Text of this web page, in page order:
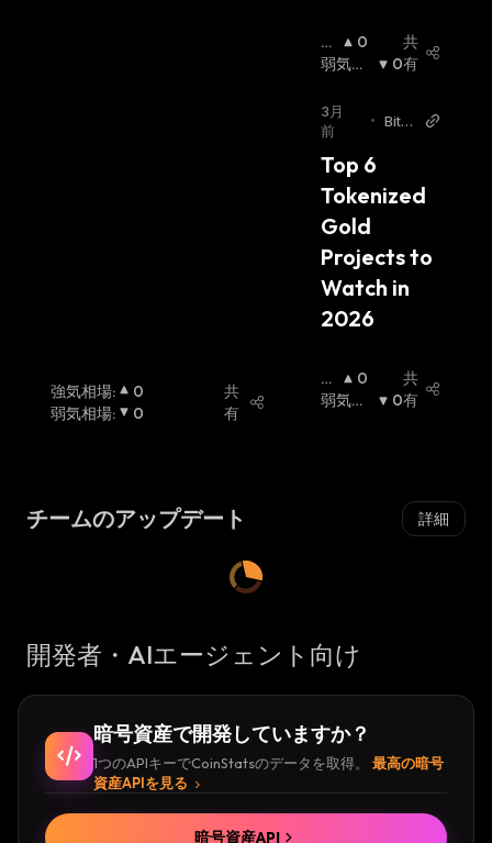
強気相場:
0
弱気相場: 0
共
有
強
気
場:
0
弱気相
0
共
有
3月
前
• Bitz
Top 6
Tokenized
Gold
Projects to
Watch in
2026
強
気
0
弱気相
0
共
有
チームのアップデート 詳細
開発者・AIエージェント向け
暗号資産で開発していますか？
1つのAPIキーでCoinStatsのデータを取得。
最高の暗号
資産APIを見る
暗号資産API